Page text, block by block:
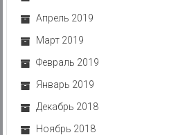
Апрель 2019
Март 2019
Февраль 2019
Январь 2019
Декабрь 2018
Ноябрь 2018